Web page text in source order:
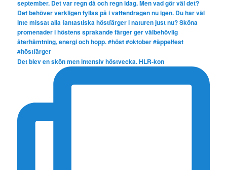
Det blev en skön men intensiv höstvecka. HLR-kon